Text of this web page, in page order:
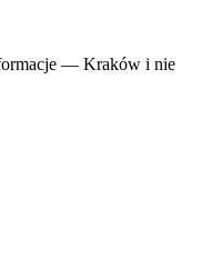
— Kraków i nie